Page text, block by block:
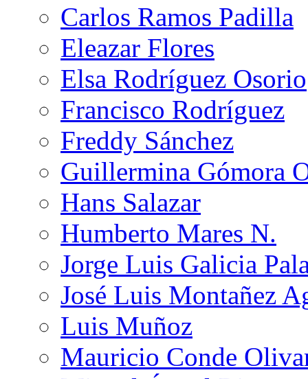
Carlos Ramos Padilla
Eleazar Flores
Elsa Rodríguez Osorio
Francisco Rodríguez
Freddy Sánchez
Guillermina Gómora
Hans Salazar
Humberto Mares N.
Jorge Luis Galicia
José Luis Montañez
Luis Muñoz
Mauricio Conde